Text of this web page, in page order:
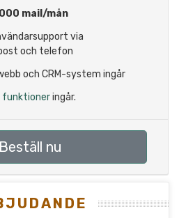
mail/mån
via
och telefon
och CRM-system ingår
funktioneringår.
Beställ nu